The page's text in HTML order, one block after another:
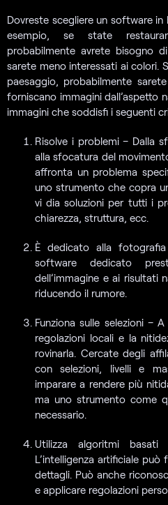
Dovreste scegliere un software in
esempio, se state
probabilmente avrete bisogno
sarete meno interessati ai colori.
paesaggio, probabilmente
forniscano immagini dall’aspetto
immagini che soddisfi i seguenti
Risolve i problemi – Dalla
alla sfocatura del
affronta un problema
uno strumento che copra
vi dia soluzioni per tutti i
chiarezza, struttura, ecc.
È dedicato alla
software dedicato
dell’immagine e ai risultati
riducendo il rumore.
Funziona sulle selezioni –
regolazioni locali e la
rovinarla. Cercate degli
con selezioni, livelli e
imparare a rendere più
ma uno strumento come
necessario.
Utilizza algoritmi basati
L’intelligenza artificiale
dettagli. Può anche
e applicare regolazioni